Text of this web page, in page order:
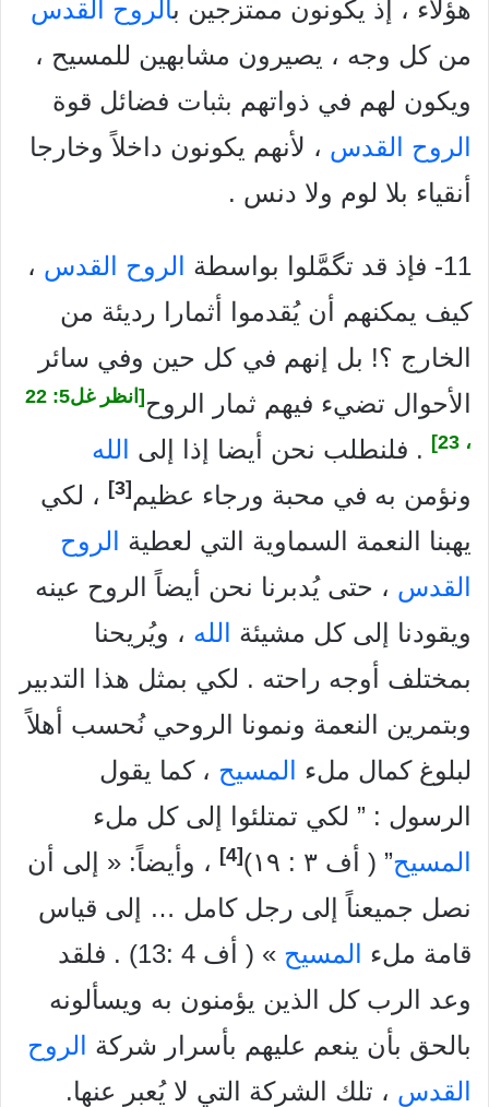
هؤلاء ، إذ يكونون ممتزجين بالروح القدس
من كل وجه ، يصيرون مشابهين للمسيح ،
ويكون لهم في ذواتهم بثبات فضائل قوة
الروح القدس ، لأنهم يكونون داخلاً وخارجا
أنقياء بلا لوم ولا دنس .
11- فإذ قد تگمَّلوا بواسطة الروح القدس ،
كيف يمكنهم أن يُقدموا أثمارا رديئة من
الخارج ؟! بل إنهم في كل حين وفي سائر
الأحوال تضيء فيهم ثمار الروح
[انظر غل5: 22
، 23] . فلنطلب نحن أيضا إذا إلى
الله
ونؤمن به في محبة ورجاء عظيم [3]
، لكي
يهبنا النعمة السماوية التي لعطية
الروح
القدس ، حتی يُدبرنا نحن أيضاً الروح عينه
ويقودنا إلى كل مشيئة
الله ، ويُريحنا
بمختلف أوجه راحته . لكي بمثل هذا التدبير
وبتمرين النعمة ونمونا الروحي نُحسب أهلاً
لبلوغ کمال ملء
المسيح ، كما يقول
الرسول : ” لكي تمتلئوا إلى كل ملء
المسيح” ( أف ۳ : ۱۹) [4]
، وأيضاً: « إلى أن
نصل جميعناً إلى رجل کامل … إلى قياس
قامة ملء
المسيح
» ( أف 4 :13) . فلقد
وعد الرب كل الذين يؤمنون به ويسألونه
بالحق بأن ينعم عليهم بأسرار شركة
الروح
القدس ، تلك الشركة التي لا يُعبر عنها.